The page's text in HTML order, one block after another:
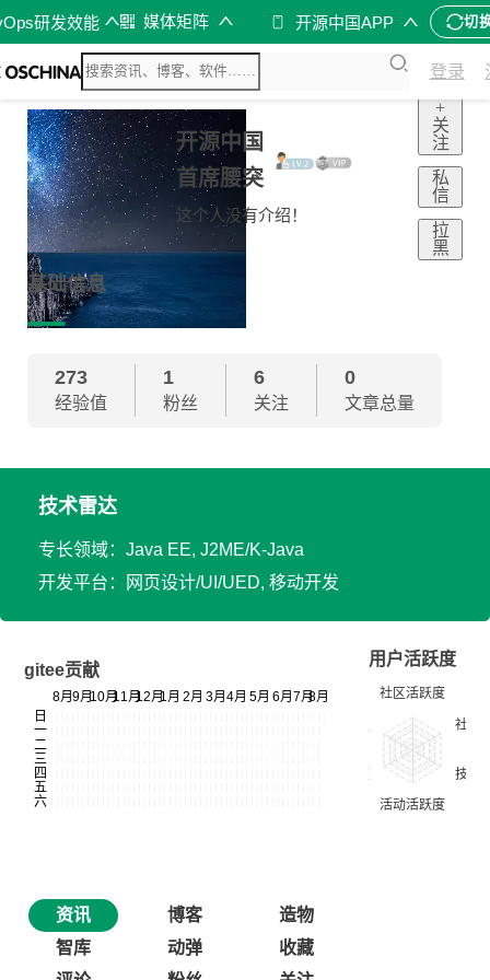
研发效能 媒体矩阵 开源中国APP 切
登录
开源中国
首席腰突
这个人没有介绍！
+
关
注
私
信
拉
黑
基础信息
273
经验值
1
粉丝
6
关注
0
文章总量
技术雷达
专长领域：Java EE, J2ME/K-Java
开发平台：网页设计/UI/UED, 移动开发
gitee贡献
用户活跃度
资讯 博客
造物
智库
动弹
收藏